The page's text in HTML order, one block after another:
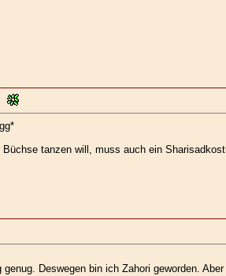
tanzen will, muss auch ein
Deswegen bin ich Zahori geworden.